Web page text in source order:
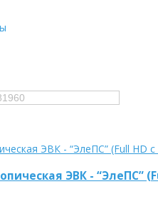
ЭВК - “ЭлеПС”